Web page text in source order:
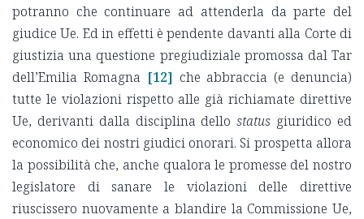
potranno che continuare ad attenderla da parte del
giudice Ue. Ed in effetti è pendente davanti alla Corte di
giustizia una questione pregiudiziale promossa dal Tar
dell’Emilia Romagna [12] che abbraccia (e denuncia)
tutte le violazioni rispetto alle già richiamate direttive
Ue, derivanti dalla disciplina dellostatus giuridico ed
economico dei nostri giudici onorari. Si prospetta allora
la possibilità che, anche qualora le promesse del nostro
legislatore di sanare le violazioni delle direttive
riuscissero nuovamente a blandire la Commissione Ue,